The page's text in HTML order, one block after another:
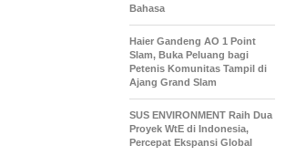
Bahasa
Haier Gandeng AO 1 Point
Slam, Buka Peluang bagi
Petenis Komunitas Tampil di
Ajang Grand Slam
SUS ENVIRONMENT Raih Dua
Proyek WtE di Indonesia,
Percepat Ekspansi Global